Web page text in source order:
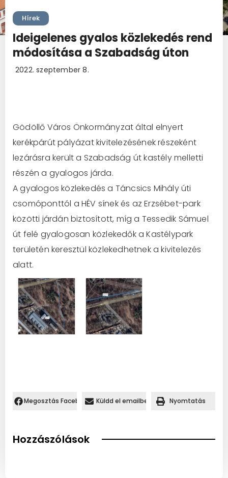
Hírek
Ideigelenes gyalos közlekedés rend
módosítása a Szabadság úton
2022. szeptember 8.
Gödöllő Város Önkormányzat által elnyert
kerékpárút pályázat kivitelezésének részeként
lezárásra került a Szabadság út kastély melletti
részén a gyalogos járda.
A gyalogos közlekedés a Táncsics Mihály úti
csomóponttól a HÉV sínek és az Erzsébet-park
közötti járdán biztosított, míg a Tessedik Sámuel
út felé gyalogosan közlekedők a Kastélypark
területén keresztül közlekedhetnek a kivitelezés
alatt.
Megosztás Facebookon.Küldd el emailben Nyomtatás
Hozzászólások